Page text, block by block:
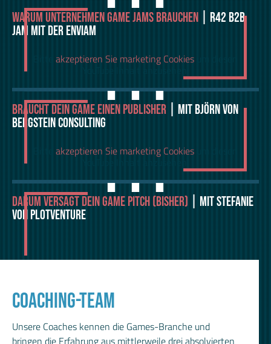
WARUM UNTERNEHMEN GAME JAMS BRAUCHEN
| R42 B2B
JAM MIT DER ENVIAM
⋯
akzeptieren Sie marketing Cookies
BRAUCHT DEIN GAME EINEN PUBLISHER
| MIT BJÖRN VON
BERGSTEIN CONSULTING
⋯
akzeptieren Sie marketing Cookies
DARUM VERSAGT DEIN GAME PITCH (BISHER)
| MIT STEFANIE
VON PLOTVENTURE
COACHING-TEAM
Unsere Coaches kennen die Games-Branche und